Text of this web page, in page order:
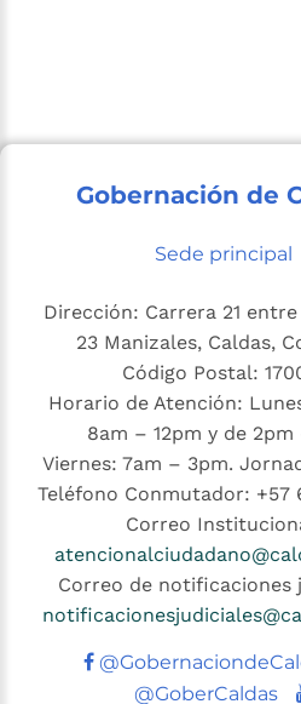
Gobernación de
Sede principal
Dirección: Carrera 21
23 Manizales, Caldas,
Código Postal:
Horario de Atención:
8am – 12pm y de
Viernes: 7am – 3pm.
Teléfono Conmutador: +57
Correo
Correo de notificaciones
@GoberCaldas